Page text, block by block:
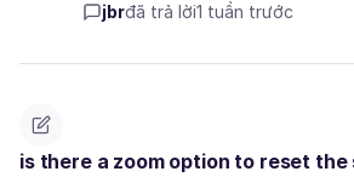
jbrđã trả lời1 tuần trước
is there a zoom option to reset the